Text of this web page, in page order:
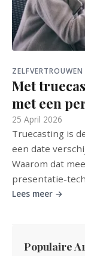
ZELFVERTROUWEN
Met
met een
25 April 2026
Truecasting is
een date
Waarom dat
presentatie-
Lees meer →
Populaire